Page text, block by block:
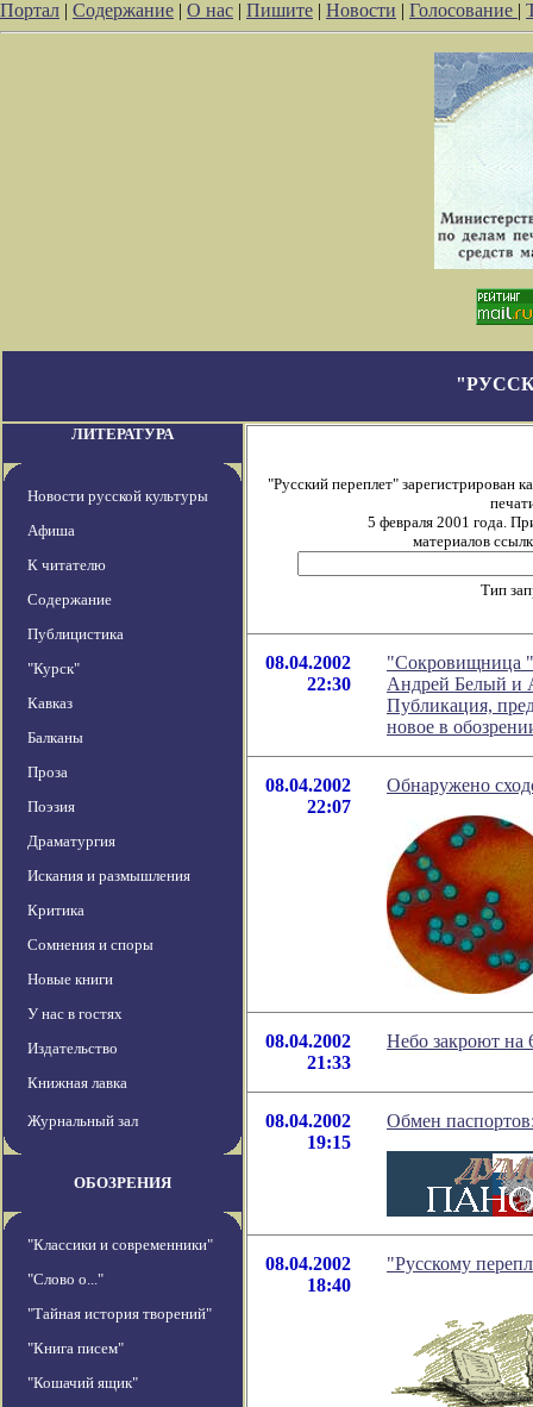
Портал | Содержание | О нас | Пишите | Новости | Голосование |
ЛИТЕРАТУРА
Новости русской культуры
Афиша
К читателю
Содержание
Публицистика
"Курск"
Кавказ
Балканы
Проза
Поэзия
Драматургия
Искания и размышления
Критика
Сомнения и споры
Новые книги
У нас в гостях
Издательство
Книжная лавка
Журнальный зал
ОБОЗРЕНИЯ
"Классики и современники"
"Слово о..."
"Тайная история творений"
"Книга писем"
"Кошачий ящик"
"Русский переплет" зарегистрирован
5 февраля 2001 года.
материалов
Тип
08.04.2002
22:30
"Сокровищница
Андрей Белый и
Публикация,
новое в
08.04.2002
22:07
Обнаружено
08.04.2002
21:33
Небо закроют на
08.04.2002
19:15
Обмен
08.04.2002
18:40
"Русскому